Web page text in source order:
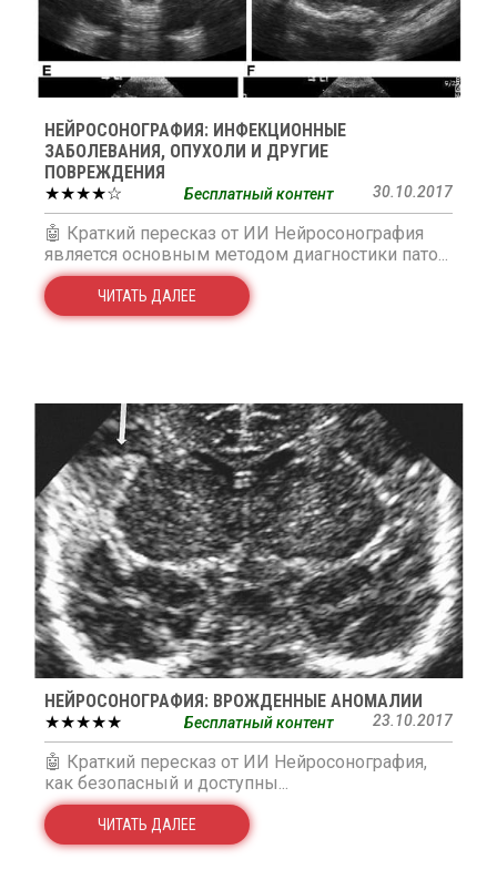
НЕЙРОСОНОГРАФИЯ: ИНФЕКЦИОННЫЕ
ЗАБОЛЕВАНИЯ, ОПУХОЛИ И ДРУГИЕ
ПОВРЕЖДЕНИЯ
★★★★☆
30.10.2017
Бесплатный контент
🤖 Краткий пересказ от ИИ Нейросонография
является основным методом диагностики пато...
ЧИТАТЬ ДАЛЕЕ
НЕЙРОСОНОГРАФИЯ: ВРОЖДЕННЫЕ АНОМАЛИИ
★★★★★
23.10.2017
Бесплатный контент
🤖 Краткий пересказ от ИИ Нейросонография,
как безопасный и доступны...
ЧИТАТЬ ДАЛЕЕ